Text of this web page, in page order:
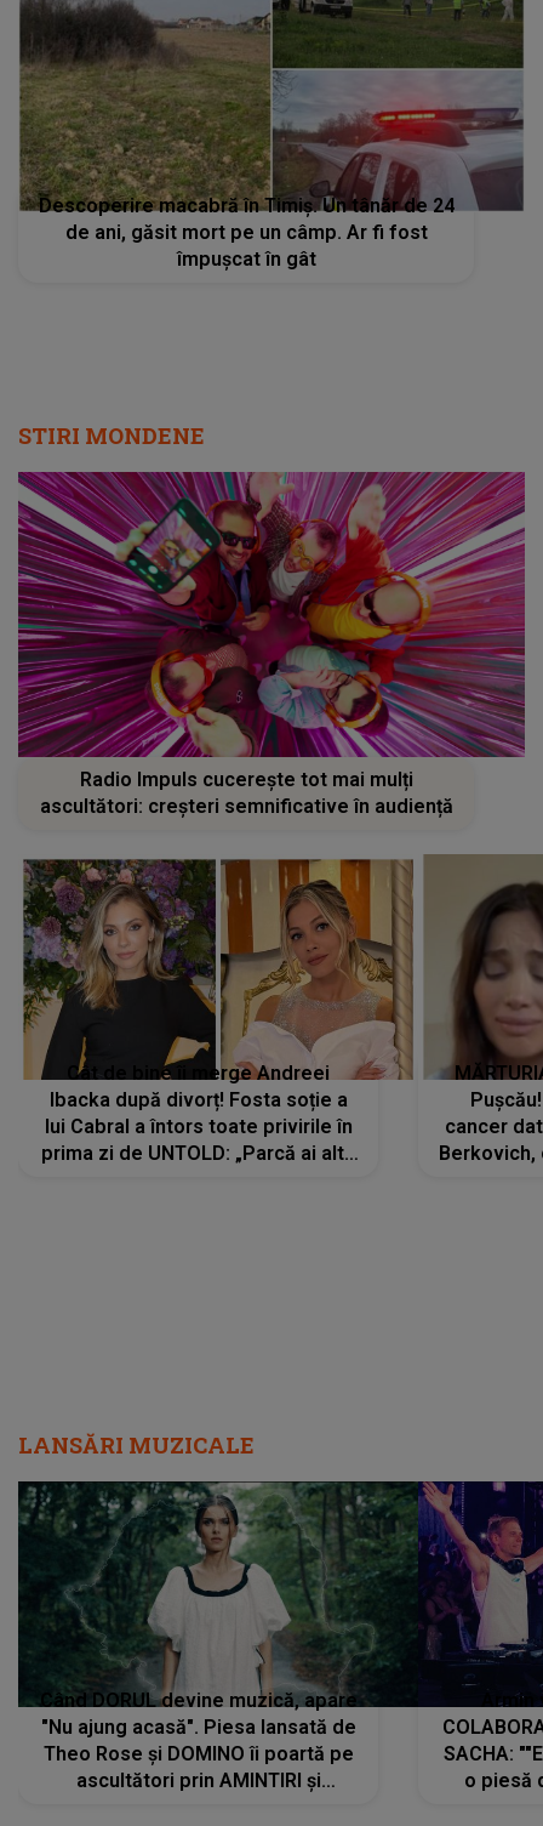
Descoperire macabră în Timiș. Un tânăr de 24
de ani, găsit mort pe un câmp. Ar fi fost
împuşcat în gât
STIRI MONDENE
Radio Impuls cucerește tot mai mulți
ascultători: creșteri semnificative în audiență
Cât de bine îi merge Andreei
Ibacka după divorț! Fosta soție a
lui Cabral a întors toate privirile în
prima zi de UNTOLD: „Parcă ai altă
cancer
Berkovich,
LANSĂRI MUZICALE
Când DORUL devine muzică, apare
"Nu ajung acasă". Piesa lansată de
Theo Rose și DOMINO îi poartă pe
ascultători prin AMINTIRI și
SACHA:
o piesă